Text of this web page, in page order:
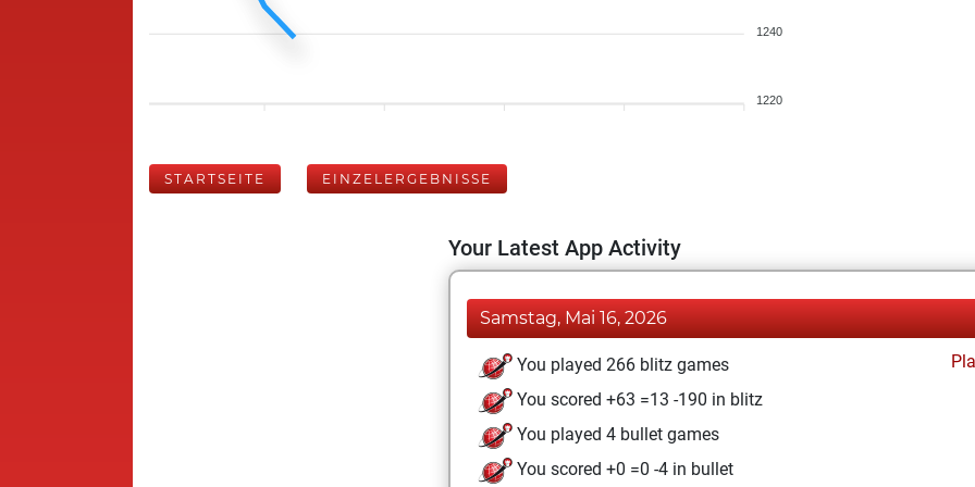
1240
1220
STARTSEITE EINZELERGEBNISSE
Your Latest App Activity
Samstag, Mai 16, 2026
You played 266 blitz games
You scored +63 =13 -190 in blitz
You played 4 bullet games
You scored +0 =0 -4 in bullet